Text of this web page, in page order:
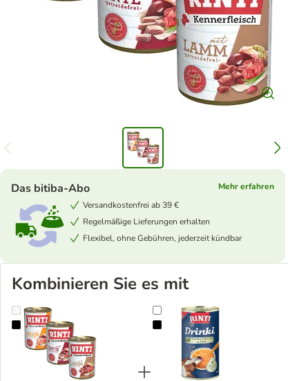
Das bitiba-Abo
Mehr erfahren
Versandkostenfrei ab 39 €
Regelmäßige Lieferungen erhalten
Flexibel, ohne Gebühren, jederzeit kündbar
Kombinieren Sie es mit
Probierpaket RINTI 6 x 400 g RINTI Drinki